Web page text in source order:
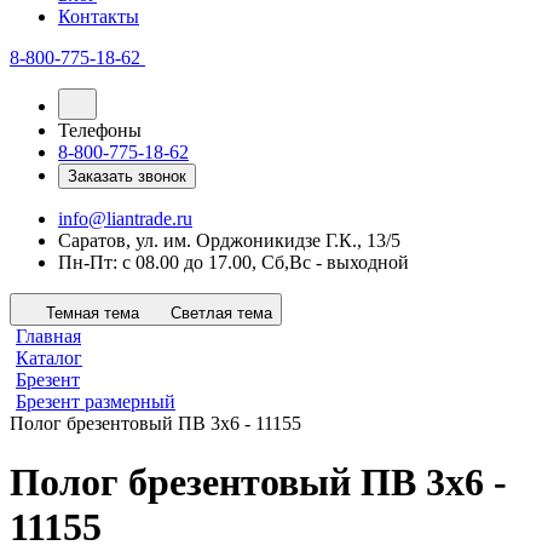
Контакты
8-800-775-18-62
Телефоны
8-800-775-18-62
Заказать звонок
info@liantrade.ru
Саратов, ул. им. Орджоникидзе Г.К., 13/5
Пн-Пт: c 08.00 до 17.00, Cб,Вс - выходной
Темная тема Светлая тема
Главная
Каталог
Брезент
Брезент размерный
Полог брезентовый ПВ 3х6 - 11155
Полог брезентовый ПВ 3х6 -
11155